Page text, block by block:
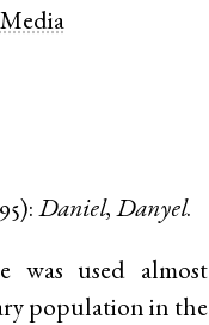
Media
Daniel,Danyel.
was used almost
population in the